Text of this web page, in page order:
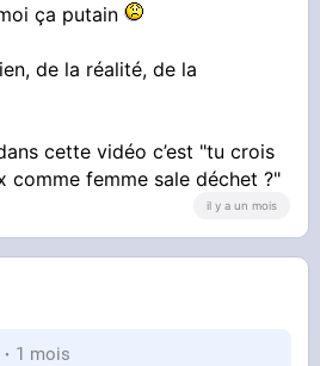
ça putain
de la réalité, de la
cette vidéo c’est "tu crois
comme femme sale déchet ?"
il y a un mois
1 mois